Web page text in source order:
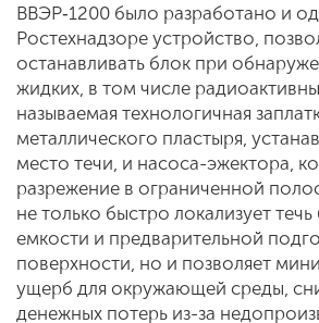
ВВЭР‑1200 было разработано и
Ростехнадзоре устройство,
останавливать блок при
жидких, в том числе
называемая технологичная
металлического пластыря,
место течи, и насоса-эжектора,
разрежение в ограниченной
не только быстро локализует
емкости и предварительной
поверхности, но и позволяет
ущерб для окружающей среды,
денежных потерь из-за